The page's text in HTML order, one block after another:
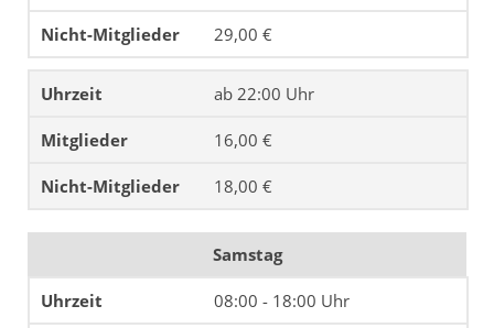
29,00 €
ab 22:00 Uhr
16,00 €
18,00 €
Samstag
08:00 - 18:00 Uhr